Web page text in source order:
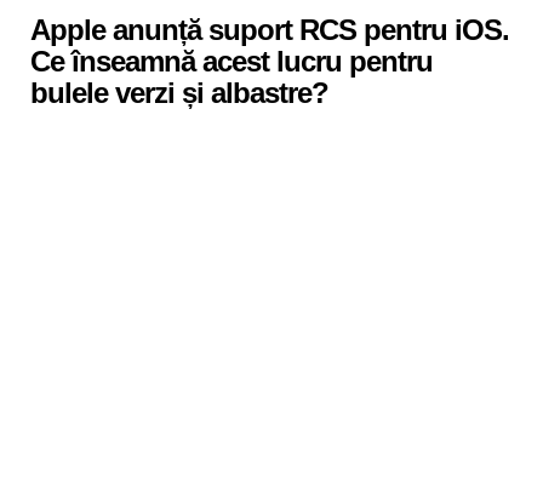
Apple anunță suport RCS pentru iOS.
Ce înseamnă acest lucru pentru
bulele verzi și albastre?